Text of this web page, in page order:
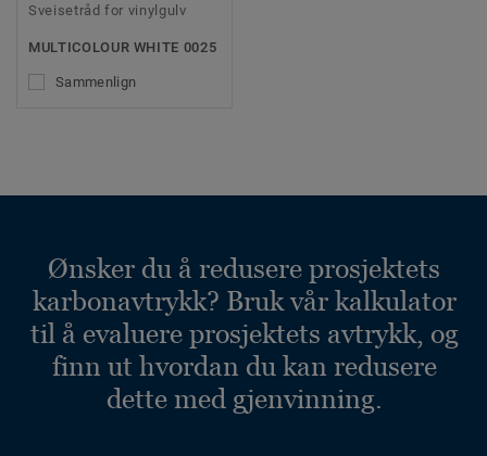
Sveisetråd for vinylgulv
MULTICOLOUR WHITE 0025
Sammenlign
Ønsker du å redusere prosjektets
karbonavtrykk? Bruk vår kalkulator
til å evaluere prosjektets avtrykk, og
finn ut hvordan du kan redusere
dette med gjenvinning.